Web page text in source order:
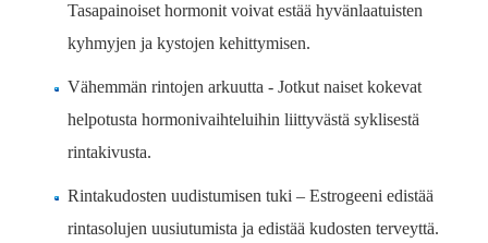
Tasapainoiset hormonit voivat estää hyvänlaatuisten
kyhmyjen ja kystojen kehittymisen.
Vähemmän rintojen arkuutta - Jotkut naiset kokevat
helpotusta hormonivaihteluihin liittyvästä syklisestä
rintakivusta.
Rintakudosten uudistumisen tuki – Estrogeeni edistää
rintasolujen uusiutumista ja edistää kudosten terveyttä.